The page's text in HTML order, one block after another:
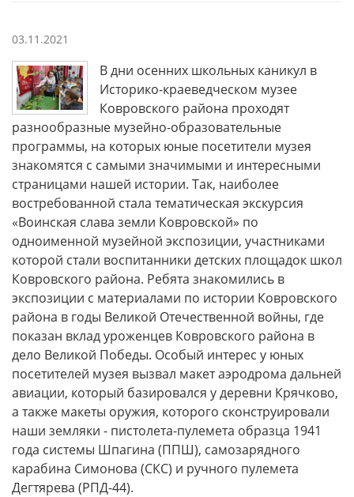
03.11.2021
В дни осенних школьных каникул в
Историко-краеведческом музее
Ковровского района проходят
разнообразные музейно-образовательные
программы, на которых юные посетители музея
знакомятся с самыми значимыми и интересными
страницами нашей истории. Так, наиболее
востребованной стала тематическая экскурсия
«Воинская слава земли Ковровской» по
одноименной музейной экспозиции, участниками
которой стали воспитанники детских площадок школ
Ковровского района. Ребята знакомились в
экспозиции с материалами по истории Ковровского
района в годы Великой Отечественной войны, где
показан вклад уроженцев Ковровского района в
дело Великой Победы. Особый интерес у юных
посетителей музея вызвал макет аэродрома дальней
авиации, который базировался у деревни Крячково,
а также макеты оружия, которого сконструировали
наши земляки - пистолета-пулемета образца 1941
года системы Шпагина (ППШ), самозарядного
карабина Симонова (СКС) и ручного пулемета
Дегтярева (РПД-44).